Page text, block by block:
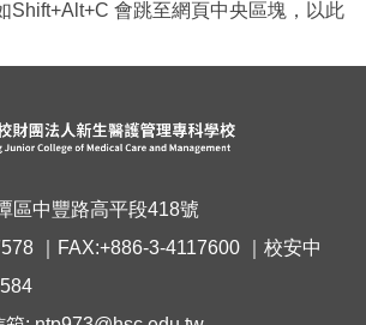
Shift+Alt+C 會跳至網頁中央區塊，以此
區中豐路高平段418號
｜FAX:+886-3-4117600 ｜校安中